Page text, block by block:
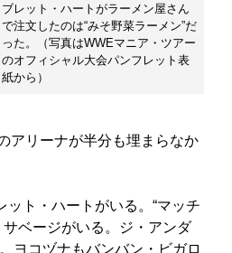
ブレット・ハートがラーメン屋さん
で注文したのは“みそ野菜ラーメン”だ
った。（写真はWWEマニア・ツアー
のオフィシャル大会パンフレット表
紙から）
アリーナが半分も埋まらなか
ット・ハートがいる。“マッチ
サベージがいる。ジ・アンダ
ヨコヅナもバンバン・ビガロ